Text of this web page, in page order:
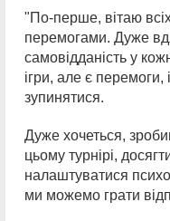
"По-перше, вітаю
перемогами. Дуже
самовідданість у
ігри, але є
зупинятися.
Дуже хочеться,
цьому турнірі,
налаштуватися
ми можемо грати